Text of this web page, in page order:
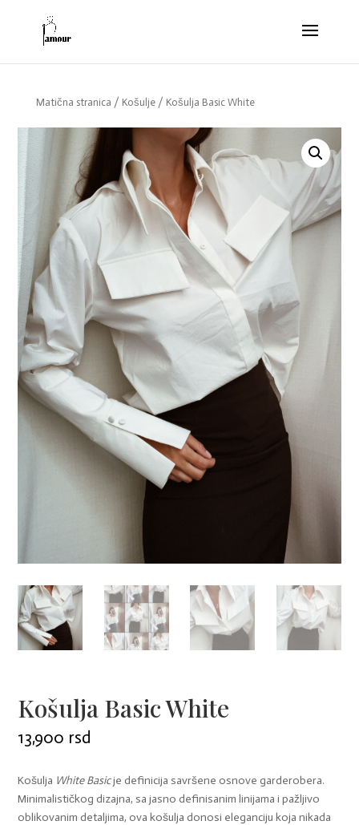
Matična stranica / Košulje/ Košulja Basic White
Košulja Basic White
13,900 rsd
Košulja White Basicje definicija savršene osnove garderobera.
Minimalističkog dizajna, sa jasno definisanim linijama i pažljivo
oblikovanim detaljima, ova košulja donosi eleganciju koja nikada